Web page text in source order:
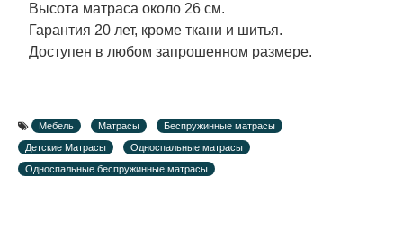
Высота матраса около 26 см.
Гарантия 20 лет, кроме ткани и шитья.
Доступен в любом запрошенном размере.
Мебель Матрасы
Беспружинные матрасы
Детские Матрасы
Односпальные матрасы
Односпальные беспружинные матрасы